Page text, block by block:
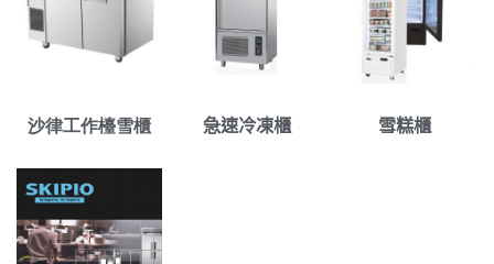
沙律工作檯雪櫃 急速冷凍櫃 雪糕櫃